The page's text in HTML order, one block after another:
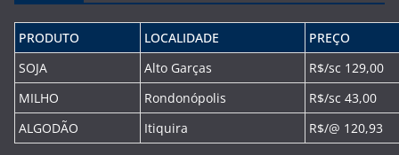
PRODUTO LOCALIDADE
PREÇO
SOJA
Alto Garças
R$/sc 129,00
MILHO
Rondonópolis
R$/sc 43,00
ALGODÃO
Itiquira R$/@ 120,93